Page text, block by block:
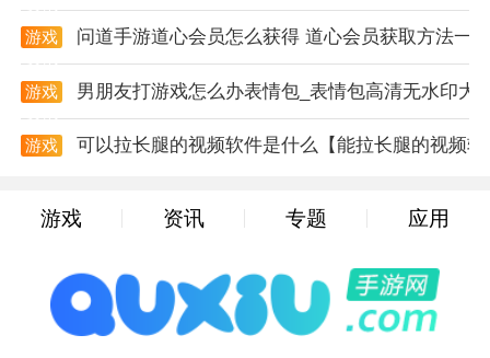
游戏互动
择不同的对话选项来影响剧情发展。
2. 场景探索：在游戏中，玩家可以探索不同的场景，发
3. 角色互动：除了渣男男友外，玩家还可以与其他角色
4. 任务挑战：游戏中会设置一些任务和挑战，玩家需要
完成这些任务来推动剧情发展。
游戏
问道手游道心会员怎么获得 道心会员获取方法一览
游戏
男朋友打游戏怎么办表情包_表情包高清无水印大
游戏
可以拉长腿的视频软件是什么【能拉长腿的视频
游戏 资讯 专题 应用